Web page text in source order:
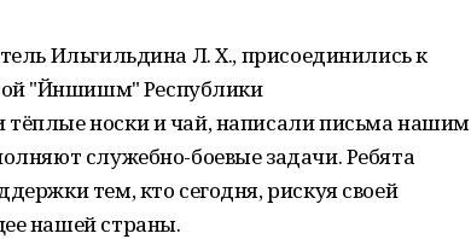
Ильгильдина Л. Х., присоединились к
"Йәншишмә" Республики
носки и чай, написали письма нашим
служебно-боевые задачи. Ребята
тем, кто сегодня, рискуя своей
нашей страны.